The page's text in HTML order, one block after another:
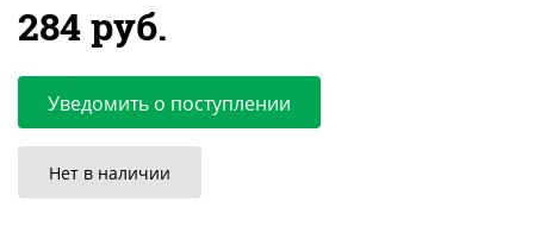
284 руб.
Уведомить о поступлении
Нет в наличии